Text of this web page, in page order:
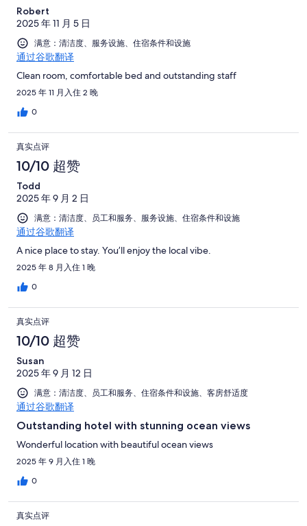
Robert
2025 年 11 月 5 日
满意：清洁度、服务设施、住宿条件和设施
通过谷歌翻译
Clean room, comfortable bed and outstanding staff
2025 年 11 月入住 2 晚
0
真实点评
10/10 超赞
Todd
2025 年 9 月 2 日
满意：清洁度、员工和服务、服务设施、住宿条件和设施
通过谷歌翻译
A nice place to stay. You’ll enjoy the local vibe.
2025 年 8 月入住 1 晚
0
真实点评
10/10 超赞
Susan
2025 年 9 月 12 日
满意：清洁度、员工和服务、住宿条件和设施、客房舒适度
通过谷歌翻译
Outstanding hotel with stunning ocean views
Wonderful location with beautiful ocean views
2025 年 9 月入住 1 晚
0
真实点评